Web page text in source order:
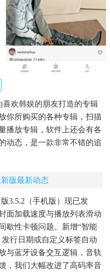
喜欢韩娱的朋友打造的专辑
你所购买的各种专辑，扫描
播放专辑，软件上还会有各
动态，是一款非常不错的追
版最新动态
3.5.2（手机版）现已发
面加载速度与播放列表滑动
歇性卡顿问题。新增“智能
行日期或自定义标签自动
与蓝牙设备交互逻辑，音轨
，我们大幅改进了高码率音